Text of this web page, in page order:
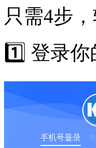
只需4步
1️⃣ 登录